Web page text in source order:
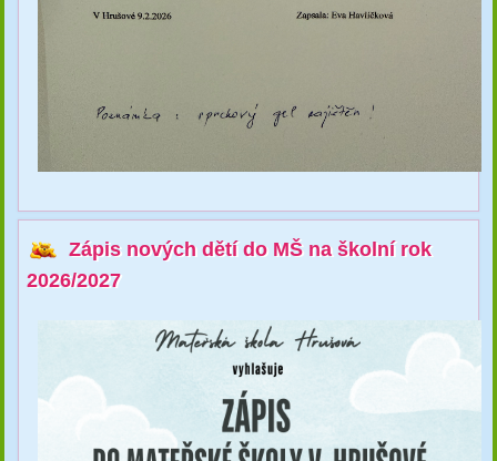
Zápis nových dětí do MŠ na školní rok
2026/2027